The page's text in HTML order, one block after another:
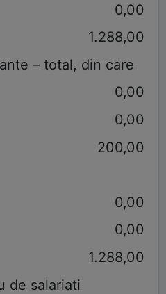
0,00
1.288,00
– total, din care
0,00
0,00
200,00
0,00
0,00
1.288,00
de salariati